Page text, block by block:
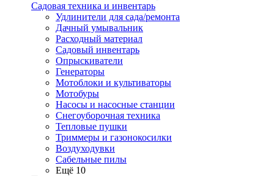
Садовая техника и инвентарь
Удлинители для сада/ремонта
Дачный умывальник
Расходный материал
Садовый инвентарь
Опрыскиватели
Генераторы
Мотоблоки и культиваторы
Мотобуры
Насосы и насосные станции
Снегоуборочная техника
Тепловые пушки
Триммеры и газонокосилки
Воздуходувки
Сабельные пилы
Ещё 10